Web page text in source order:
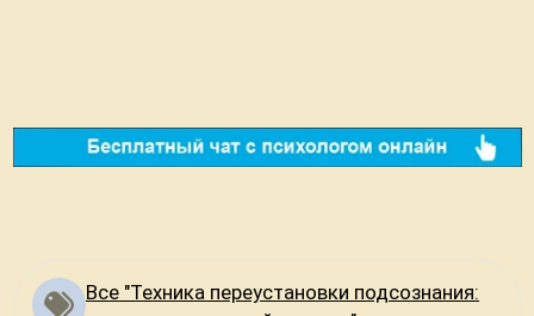
Все "Техника переустановки подсознания: